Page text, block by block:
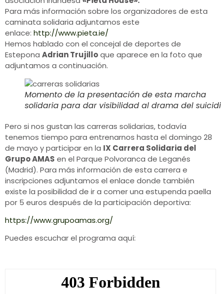
Para más información sobre los organizadores de esta
caminata solidaria adjuntamos este
enlace: http://www.pieta.ie/
Hemos hablado con el concejal de deportes de
Estepona Adrian Trujilloque aparece en la foto que
adjuntamos a continuación.
Momento de la presentación de esta marcha
solidaria para dar visibilidad al drama del
Pero si nos gustan las carreras solidarias, todavía
tenemos tiempo para entrenarnos hasta el domingo 28
de mayo y participar en la IX Carrera Solidaria del
Grupo AMAS en el Parque Polvoranca de Leganés
(Madrid). Para más información de esta carrera e
inscripciones adjuntamos el enlace donde también
existe la posibilidad de ir a comer una estupenda paella
por 5 euros después de la participación deportiva:
https://www.grupoamas.org/
Puedes escuchar el programa aquí: